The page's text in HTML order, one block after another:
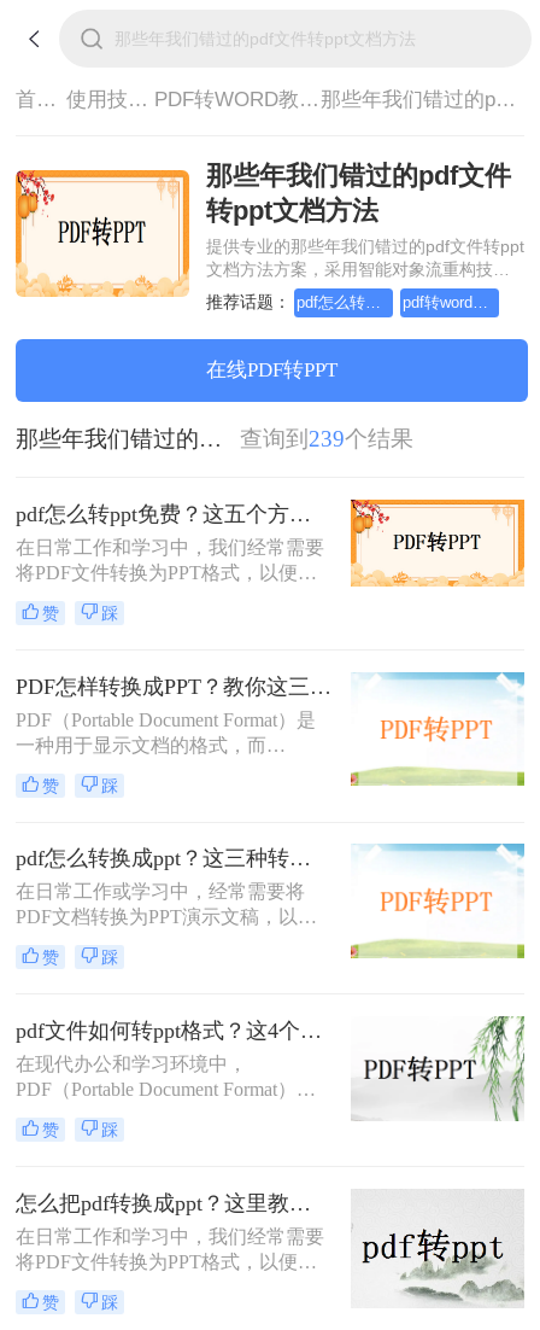
首页> 使用技巧> PDF转WORD教程> 那些年我们错过的pdf文件转ppt文档方法
那些年我们错过的pdf文件
转ppt文档方法
提供专业的那些年我们错过的pdf文件转ppt
文档方法方案，采用智能对象流重构技
术，确保文档1:1高保真还原且排版不乱
码。支持一键批量处理，全链路 SSL 加密
保障隐私安全。助您快速实现那些年我们
错过的pdf文件转ppt文档方法，无需安装，
高效办公。
推荐话题： pdf怎么转word，这个方法简单又方便
在线PDF转PPT
那些年我们错过的pdf文件转ppt文档方法 查询到 239个结果
pdf怎么转ppt免费？这五个方法请收好！方便又好用！
在日常工作和学习中，我们经常需要
将PDF文件转换为PPT格式，以便进
行演示或编辑。那么pdf怎么转ppt免
费呢？虽然市面上有许多付费的转换
转PPT方法，帮助你轻松实现文件格
式的转换。
赞 踩
PDF怎样转换成PPT？教你这三种转换方法！
PDF（Portable Document Format）是
一种用于显示文档的格式，而
PPT（PowerPoint）是一种用于演示的
文件格式。PDF文件常用于保存文档
文件转换为PPT格式以便于制作演示
文稿。那么PDF怎样转换成PPT呢？
在本文中，我们将介绍三种方法，以
帮助您将PDF文件转换为PPT文件。
赞 踩
pdf怎么转换成ppt？这三种转换方法分享给你!！
在日常工作或学习中，经常需要将
PDF文档转换为PPT演示文稿，以便
于更好地展示和编辑内容。
PDF（Portable Document Format）因
用，但PPT（PowerPoint）则因其动态
演示功能而备受青睐。那么pdf怎么转
换成ppt呢？本文将介绍三种将PDF转
换为PPT的高效方法，帮助您轻松完
成格式转换。
赞 踩
pdf文件如何转ppt格式？这4个方法请收好！方便又好用！
在现代办公和学习环境中，
PDF（Portable Document Format）因
其出色的跨平台兼容性和保持文档格
式不变的能力而广受欢迎。然而，在
件中的内容转换成PPT（PowerPoint
Presentation）格式，以便进行演示或
进一步编辑。那么pdf文件如何转ppt
格式呢？本文将详细介绍几种将PDF
文件转换为PPT格式的有效方法，帮
助您轻松应对这一需求。
赞 踩
怎么把pdf转换成ppt？这里教你这四种方法！
在日常工作和学习中，我们经常需要
将PDF文件转换为PPT格式，以便更
好地进行演示和编辑。那么怎么把
PDF转换成PPT呢？以下将介绍三种
赞 踩